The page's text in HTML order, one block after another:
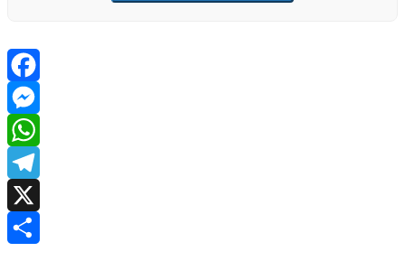
Facebook
Messenger
WhatsApp
Telegram
X